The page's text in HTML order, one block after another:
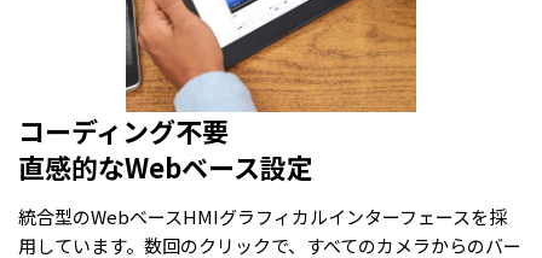
コーディング不要
直感的なWebベース設定
統合型のWebベースHMIグラフィカルインターフェースを採
用しています。数回のクリックで、すべてのカメラからのバー